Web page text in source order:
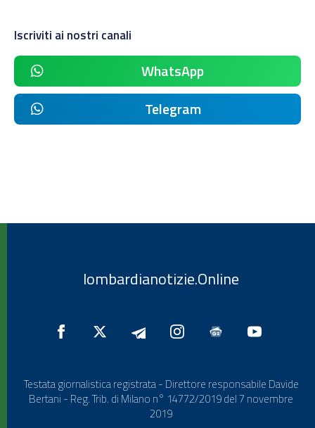
Iscriviti ai nostri canali
WhatsApp
Telegram
lombardianotizie.Online
Testata giornalistica registrata - Direttore responsabile Davide
Bertani - Reg. Trib. di Milano n° 14772/2019 del 7 novembre
2019